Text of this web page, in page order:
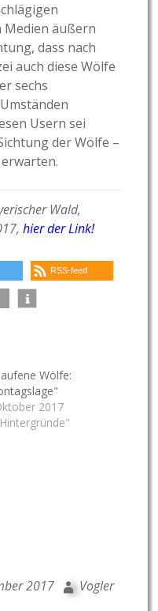
Medien äußern
dass nach
auch diese Wölfe
sechs
Usern sei
der Wölfe –
Wald,
hier der Link!
RSS-feed
Wölfe:
2017
2017 Vogler